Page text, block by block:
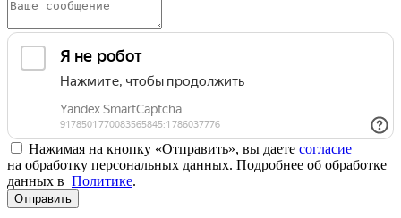
Нажимая на кнопку «Отправить», вы даете согласие
на обработку персональных данных. Подробнее об обработке
данных в Политике.
Отправить